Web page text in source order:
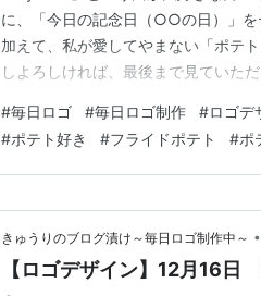
に、「今日の記念日（○○の日）」を
加えて、私が愛してやまない「ポテ
しよろしければ、最後まで見ていた
【12月20日】ブリの日 いかがでし
だけると嬉しいです！ ロゴの説明…
#毎日ロゴ #毎日ロゴ制作 #ロゴデ
#ポテト好き #フライドポテト #ポ
きゅうりのブログ漬け～毎日ロゴ制作中～ •
【ロゴデザイン】12月16